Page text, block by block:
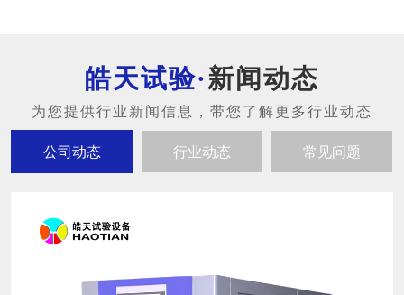
新闻动态
公司动态 行业动态 常见问题